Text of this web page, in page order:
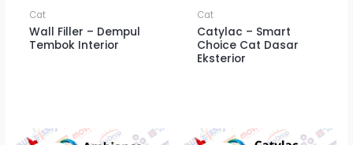
Cat
Wall Filler – Dempul
Tembok Interior
Cat
Catylac – Smart
Choice Cat Dasar
Eksterior